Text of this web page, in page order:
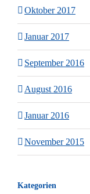
Oktober 2017
Januar 2017
September 2016
August 2016
Januar 2016
November 2015
Kategorien